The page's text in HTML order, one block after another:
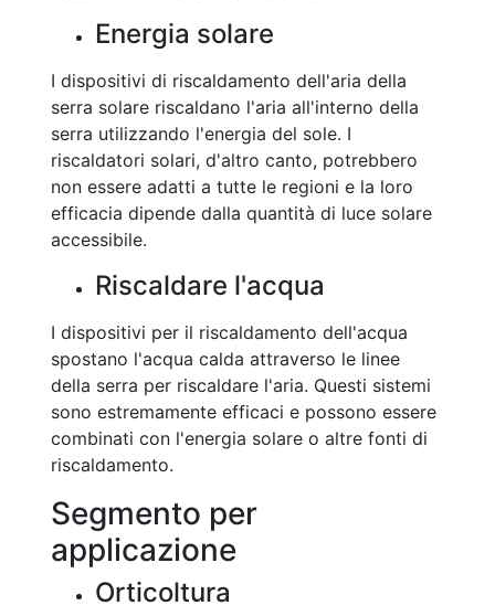
Energia solare
I dispositivi di riscaldamento dell'aria della
serra solare riscaldano l'aria all'interno della
serra utilizzando l'energia del sole. I
riscaldatori solari, d'altro canto, potrebbero
non essere adatti a tutte le regioni e la loro
efficacia dipende dalla quantità di luce solare
accessibile.
Riscaldare l'acqua
I dispositivi per il riscaldamento dell'acqua
spostano l'acqua calda attraverso le linee
della serra per riscaldare l'aria. Questi sistemi
sono estremamente efficaci e possono essere
combinati con l'energia solare o altre fonti di
riscaldamento.
Segmento per
applicazione
Orticoltura